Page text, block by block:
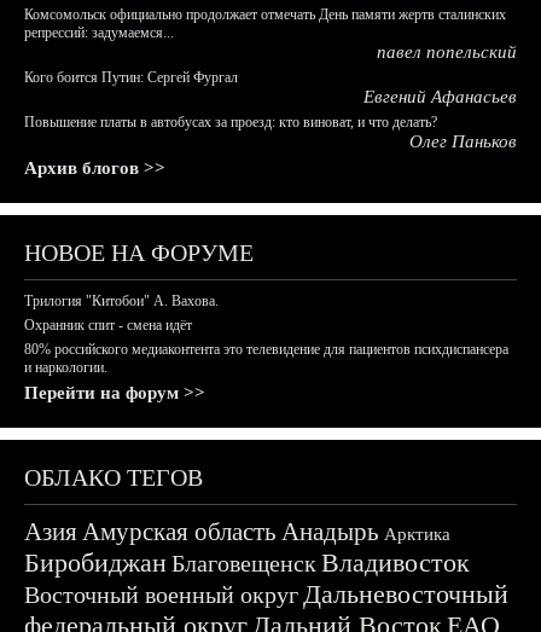
Комсомольск официально продолжает отмечать День памяти жертв сталинских
репрессий: задумаемся...
павел попельский
Кого боится Путин: Сергей Фургал
Евгений Афанасьев
Повышение платы в автобусах за проезд: кто виноват, и что делать?
Олег Паньков
Архив блогов >>
НОВОЕ НА ФОРУМЕ
Трилогия "Китобои" А. Вахова.
Охранник спит - смена идёт
80% российского медиаконтента это телевидение для пациентов психдиспансера
и наркологии.
Перейти на форум >>
ОБЛАКО ТЕГОВ
АзияАмурская область Анадырь Арктика
БиробиджанБлаговещенскВладивосток
Восточный военный округДальневосточный
федеральный округДальний ВостокЕАО